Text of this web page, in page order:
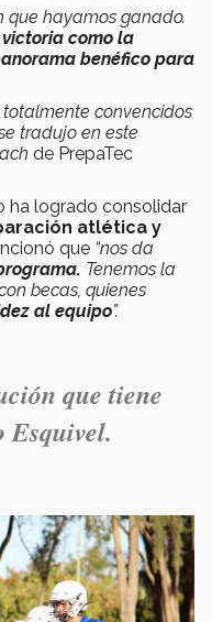
que hayamos ganado.
como la
benéfico para
convencidos
tradujo en este
de PrepaTec
ha logrado consolidar
atlética y
que “nos da
Tenemos la
becas, quienes
al equipo”.
que tiene